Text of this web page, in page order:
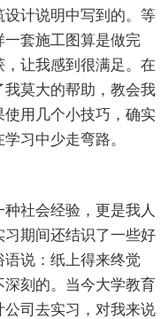
计说明中写到的。等
套施工图算是做完
让我感到很满足。在
莫大的帮助，教会我
用几个小技巧，确实
习中少走弯路。
社会经验，更是我人
期间还结识了一些好
语说：纸上得来终觉
刻的。当今大学教育
司去实习，对我来说